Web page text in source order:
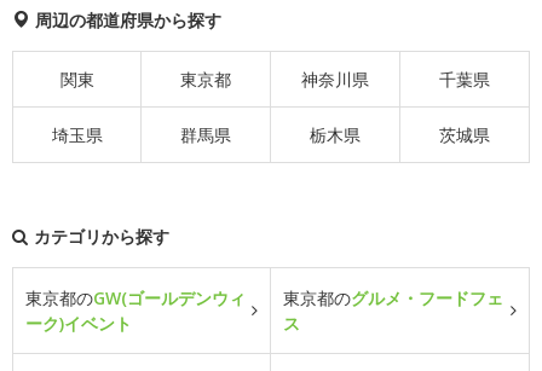
周辺の都道府県から探す
関東 東京都 神奈川県 千葉県
埼玉県 群馬県 栃木県 茨城県
カテゴリから探す
東京都のGW(ゴールデンウィ
ーク)イベント
東京都のグルメ・フードフェ
ス